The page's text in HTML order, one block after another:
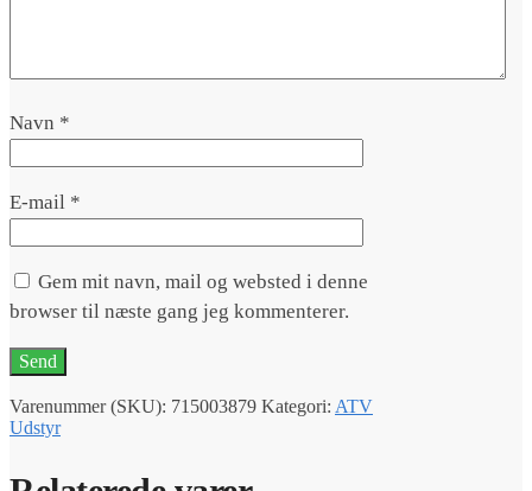
Navn *
E-mail *
Gem mit navn, mail og websted i denne
browser til næste gang jeg kommenterer.
Varenummer (SKU): 715003879 Kategori: ATV
Udstyr